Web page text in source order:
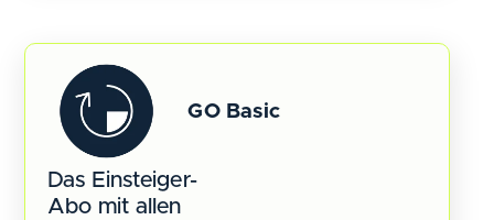
GO Basic
Das Einsteiger-
Abo mit allen